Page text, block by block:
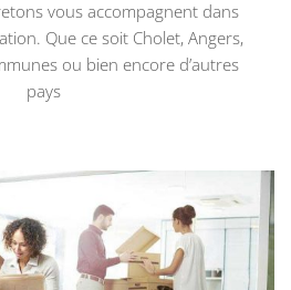
vous accompagnent dans
Que ce soit Cholet, Angers,
ou bien encore d’autres
pays